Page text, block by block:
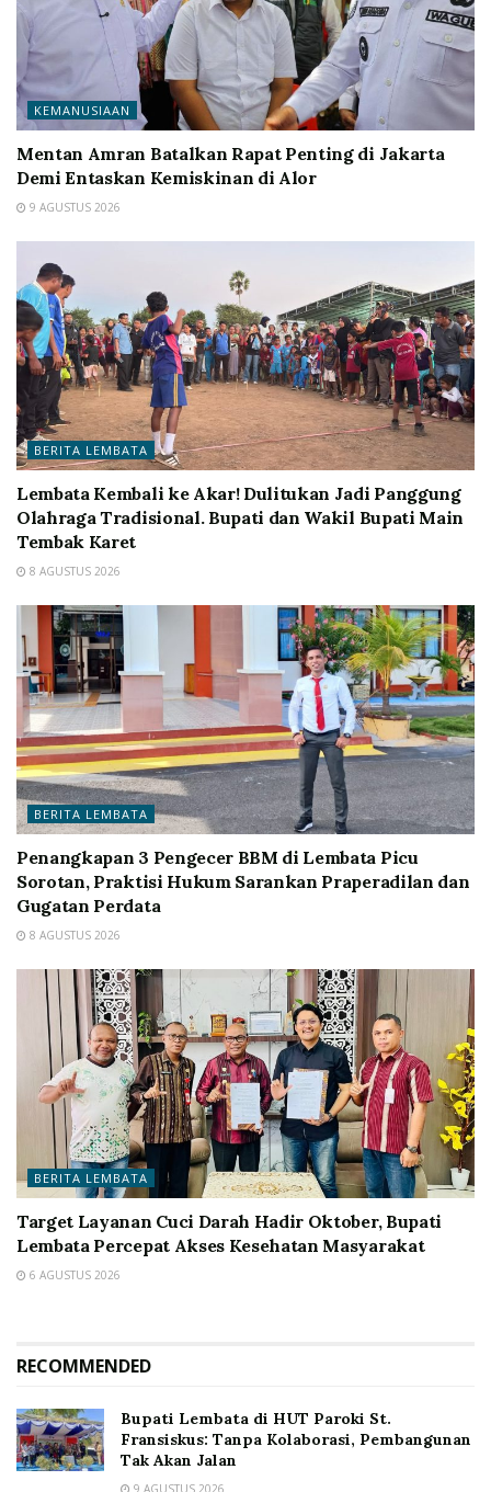
KEMANUSIAAN
Mentan Amran Batalkan Rapat Penting di Jakarta
Demi Entaskan Kemiskinan di Alor
9 AGUSTUS 2026
BERITA LEMBATA
Lembata Kembali ke Akar! Dulitukan Jadi Panggung
Olahraga Tradisional. Bupati dan Wakil Bupati Main
Tembak Karet
8 AGUSTUS 2026
BERITA LEMBATA
Penangkapan 3 Pengecer BBM di Lembata Picu
Sorotan, Praktisi Hukum Sarankan Praperadilan dan
Gugatan Perdata
8 AGUSTUS 2026
BERITA LEMBATA
Target Layanan Cuci Darah Hadir Oktober, Bupati
Lembata Percepat Akses Kesehatan Masyarakat
6 AGUSTUS 2026
RECOMMENDED
Bupati Lembata di HUT Paroki St.
Fransiskus: Tanpa Kolaborasi, Pembangunan
Tak Akan Jalan
9 AGUSTUS 2026